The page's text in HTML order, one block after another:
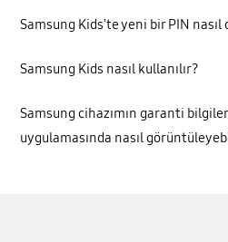
Samsung Kids'te yeni bir PIN
Samsung Kids nasıl kullanılır?
Samsung cihazımın garanti
uygulamasında nasıl